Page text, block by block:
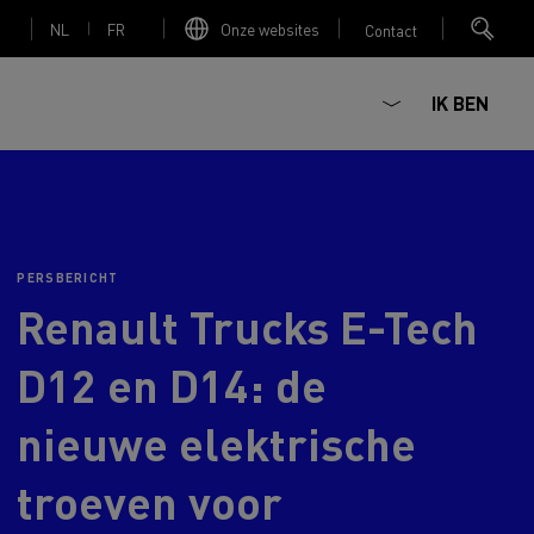
NL FR Onze websites Contact
Renault Trucks K Renault Trucks C
Trucks Master
Elektrische betonmixer
T 01 Racing
Accessoires - Optimalisatie
IK BEN
PERSBERICHT
Renault Trucks E-Tech
D12 en D14: de
nieuwe elektrische
troeven voor